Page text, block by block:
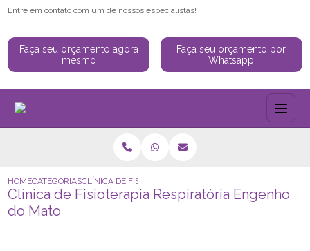
Entre em contato com um de nossos especialistas!
Faça seu orçamento agora
mesmo
Faça seu orçamento por
Whatsapp
HOMECATEGORIASCLÍNICA DE FISIOTERAPIA RESPIRATÓRIA ENGENHO DO
Clínica de Fisioterapia Respiratória Engenho
do Mato